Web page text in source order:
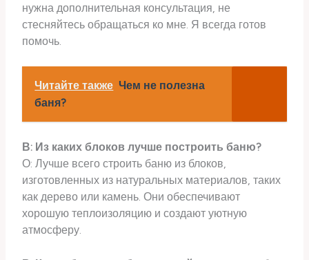
нужна дополнительная консультация, не
стесняйтесь обращаться ко мне. Я всегда готов
помочь.
Читайте также Чем не полезна
баня?
В: Из каких блоков лучше построить баню?
О: Лучше всего строить баню из блоков,
изготовленных из натуральных материалов, таких
как дерево или камень. Они обеспечивают
хорошую теплоизоляцию и создают уютную
атмосферу.